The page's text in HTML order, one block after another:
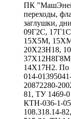
ПК
переходы,
заглушки,
09Г2С,
15Х5М,
20Х23Н18,
14Х17Н2. По
014-
20872280-
81, ТУ 1469-
КТН-036-1-
108.318.14-